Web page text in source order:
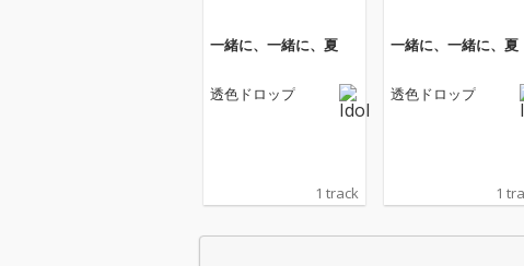
一緒に、一緒に、夏
透色ドロップ
1 track
一緒に、一緒に、夏
透色ドロップ
1